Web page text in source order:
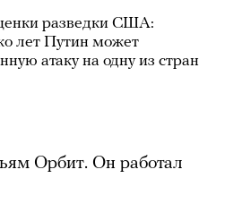
разведки США:
лет Путин может
атаку на одну из стран
Орбит. Он работал